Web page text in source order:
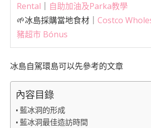
Rental
自助加油及Parka教學
🌱冰島採購當地食材｜ Costco
豬超市 Bónus
冰島自駕環島可以先參考的文章
內容目錄
藍冰洞的形成
藍冰洞最佳造訪時間